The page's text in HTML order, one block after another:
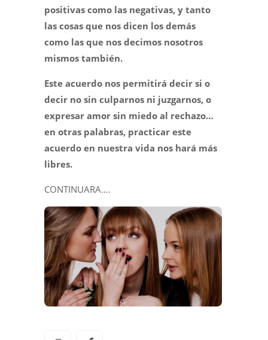
positivas como las negativas, y tanto
las cosas que nos dicen los demás
como las que nos decimos nosotros
mismos también.
Este acuerdo nos permitirá decir si o
decir no sin culparnos ni juzgarnos, o
expresar amor sin miedo al rechazo…
en otras palabras, practicar este
acuerdo en nuestra vida nos hará más
libres.
CONTINUARA….